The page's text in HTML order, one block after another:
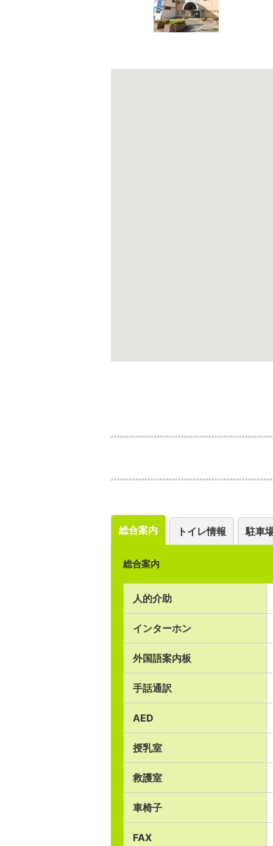
総合案内 トイレ情報 駐車
総合案内
人的介助
インターホン
外国語案内板
手話通訳
AED
授乳室
救護室
車椅子
FAX